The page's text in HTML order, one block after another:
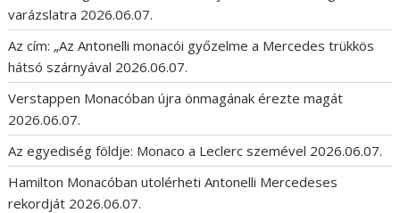
varázslatra 2026.06.07.
Az cím: „Az Antonelli monacói győzelme a Mercedes trükkös
hátsó szárnyával 2026.06.07.
Verstappen Monacóban újra önmagának érezte magát
2026.06.07.
Az egyediség földje: Monaco a Leclerc szemével 2026.06.07.
Hamilton Monacóban utolérheti Antonelli Mercedeses
rekordját 2026.06.07.